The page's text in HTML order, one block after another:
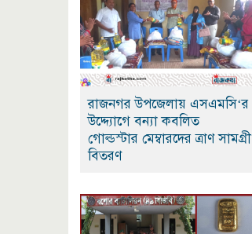
রাজনগর উপজেলায় এসএমসি‘র
উদ্দ্যোগে বন্যা কবলিত
গোল্ডস্টার মেম্বারদের ত্রাণ সামগ্রী
বিতরণ